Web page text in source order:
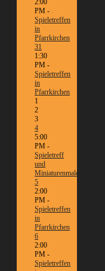
PM -
Spieletreffen
in
Pfarrkirchen
31
1:30
PM -
Spieletreffen
in
Pfarrkirchen
1
2
3
4
5:00
PM -
Spieletreff
und
Miniaturenmalen/Tabletop
5
2:00
PM -
Spieletreffen
in
Pfarrkirchen
6
2:00
PM -
Spieletreffen